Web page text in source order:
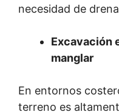
necesidad de
Excavación
manglar
En entornos
terreno es